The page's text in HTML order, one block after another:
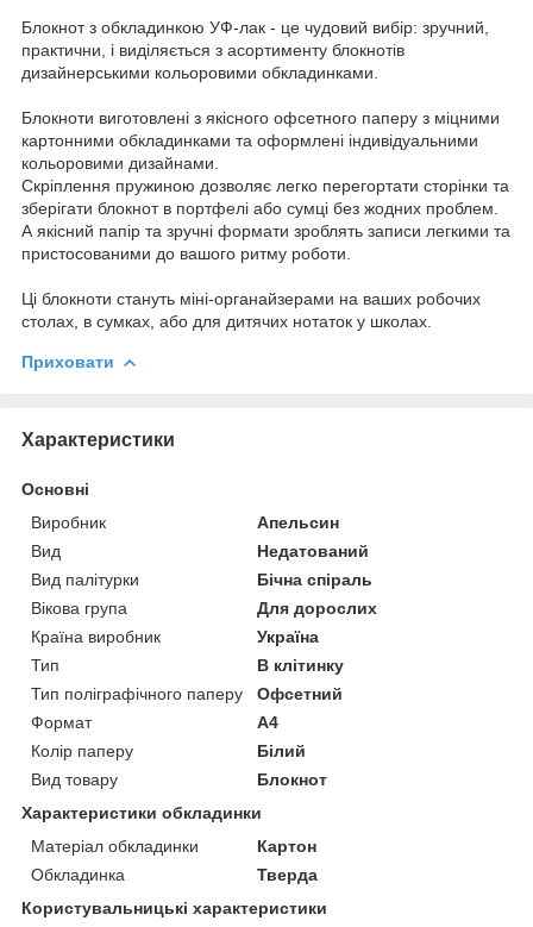
Блокнот з обкладинкою УФ-лак - це чудовий вибір: зручний,
практични, і виділяється з асортименту блокнотів
дизайнерськими кольоровими обкладинками.
Блокноти виготовлені з якісного офсетного паперу з міцними
картонними обкладинками та оформлені індивідуальними
кольоровими дизайнами.
Скріплення пружиною дозволяє легко перегортати сторінки та
зберігати блокнот в портфелі або сумці без жодних проблем.
А якісний папір та зручні формати зроблять записи легкими та
пристосованими до вашого ритму роботи.
Ці блокноти стануть міні-органайзерами на ваших робочих
столах, в сумках, або для дитячих нотаток у школах.
Приховати
Характеристики
Основні
Виробник
Апельсин
Вид
Недатований
Вид палітурки
Бічна спіраль
Вікова група
Для дорослих
Країна виробник
Україна
Тип
В клітинку
Тип поліграфічного паперу
Офсетний
Формат
A4
Колір паперу
Білий
Вид товару
Блокнот
Характеристики обкладинки
Матеріал обкладинки
Картон
Обкладинка
Тверда
Користувальницькі характеристики